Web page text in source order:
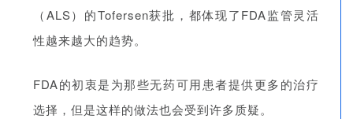
（ALS）的Tofersen获批，都体现了FDA监管灵活
性越来越大的趋势。
FDA的初衷是为那些无药可用患者提供更多的治疗
选择，但是这样的做法也会受到许多质疑。